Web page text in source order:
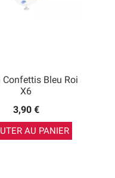
Confettis Bleu Roi
X6
3,90 €
AU PANIER